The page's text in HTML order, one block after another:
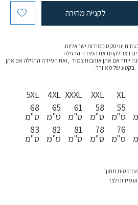
לקנייה מהירה
יוניסקס במידות ישראליות.
רצוי לקחת את המידה הרגילה.
יותר אם אתן אוהבות צמוד ,ואת המידה הרגילה אם אתן
בקטע של מאוורר.
5XL
68
ס"מ
83
ס"מ
4XL
65
ס"מ
82
ס"מ
XXXL
61
ס"מ
81
ס"מ
XXL
58
ס"מ
78
ס"מ
XL
55
ס"מ
76
ס"מ
מתוך
לצד